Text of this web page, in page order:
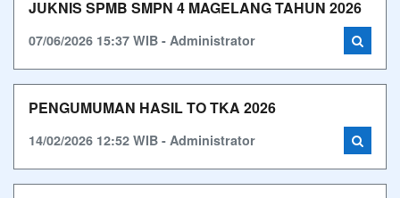
JUKNIS SPMB SMPN 4 MAGELANG TAHUN 2026
07/06/2026 15:37 WIB - Administrator
PENGUMUMAN HASIL TO TKA 2026
14/02/2026 12:52 WIB - Administrator